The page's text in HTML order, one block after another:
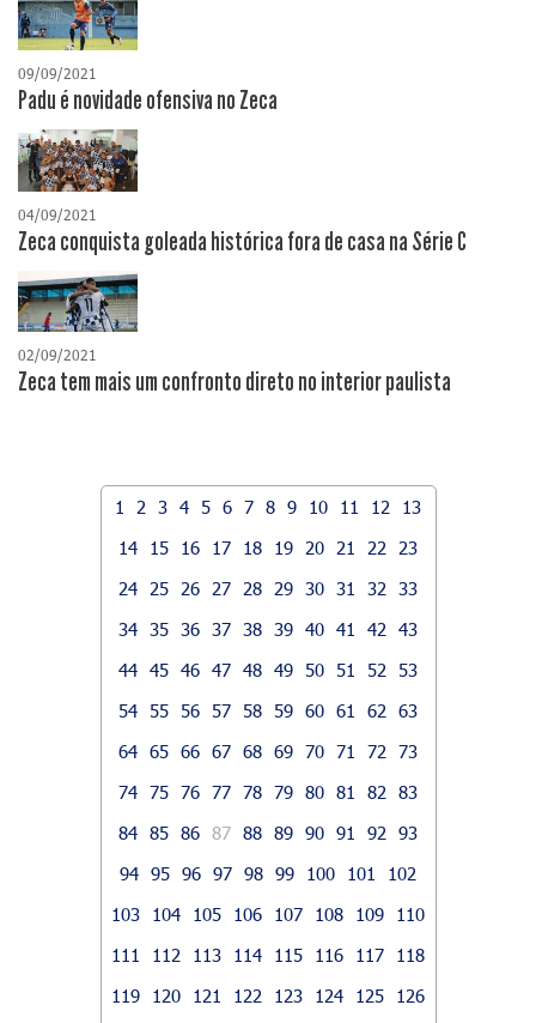
09/09/2021
Padu é novidade ofensiva no Zeca
04/09/2021
Zeca conquista goleada histórica fora de casa na Série C
02/09/2021
Zeca tem mais um confronto direto no interior paulista
1 2 3 4 5 6 7 8 9 10 11 12
13
14
15 16 17 18 19 20 21 22
23
24
25 26 27 28 29 30 31 32
33
34 35 36 37 38 39 40 41 42
43
44 45 46 47 48 49 50 51 52
53
54 55 56 57 58 59 60 61 62
63
64 65 66 67 68 69 70 71 72
73
74 75 76 77 78 79 80 81 82
83
84 85 86 87 88 89 90 91 92
93
94 95 96 97 98 99 100 101
102
103
104 105 106 107 108 109
110
111
112 113 114 115 116 117
118
119
120 121 122 123 124 125
126